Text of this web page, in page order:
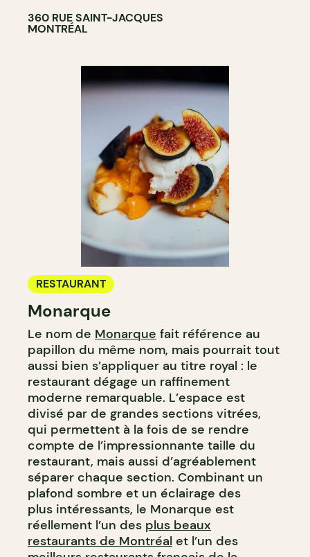
360 RUE SAINT-JACQUES
MONTRÉAL
RESTAURANT
Monarque
Le nom de Monarque fait référence au
papillon du même nom, mais pourrait tout
aussi bien s’appliquer au titre royal : le
restaurant dégage un raffinement
moderne remarquable. L’espace est
divisé par de grandes sections vitrées,
qui permettent à la fois de se rendre
compte de l’impressionnante taille du
restaurant, mais aussi d’agréablement
séparer chaque section. Combinant un
plafond sombre et un éclairage des
plus intéressants, le Monarque est
réellement l’un des plus beaux
restaurants de Montréal et l’un des